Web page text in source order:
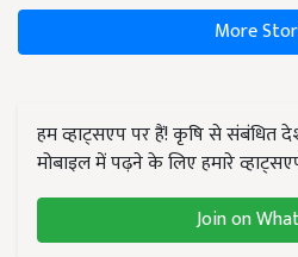
More
हम व्हाट्सएप पर हैं! कृषि से संबंधित
मोबाइल में पढ़ने के लिए हमारे
Join on